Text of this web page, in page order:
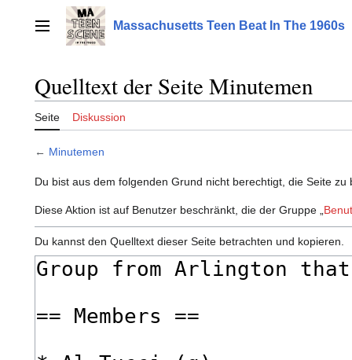
springenHauptmenü Massachusetts Teen Beat In The 1960s
Quelltext der Seite Minutemen
Seite Diskussion
← Minutemen
Du bist aus dem folgenden Grund nicht berechtigt, die Seite zu
Diese Aktion ist auf Benutzer beschränkt, die der Gruppe „
Du kannst den Quelltext dieser Seite betrachten und kopieren.